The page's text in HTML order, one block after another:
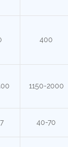
400
1150-2000
40-70